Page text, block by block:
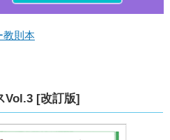
教則本
Vol.3 [改訂版]